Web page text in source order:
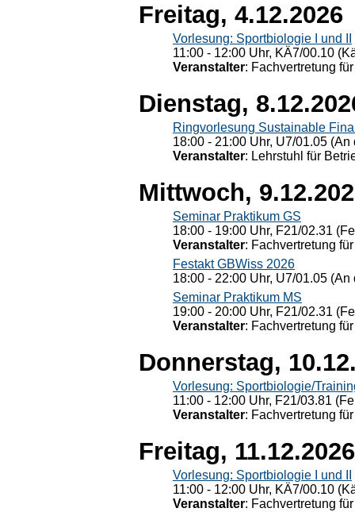
Freitag, 4.12.2026
Vorlesung: Sportbiologie I und II
11:00 - 12:00 Uhr, KÄ7/00.10
Veranstalter: Fachvertretung
Dienstag,
Ringvorlesung Sustainable
18:00 - 21:00 Uhr, U7/01.05
Veranstalter: Lehrstuhl für
Mittwoch,
Seminar Praktikum GS
18:00 - 19:00 Uhr, F21/02.31
Veranstalter: Fachvertretung
Festakt GBWiss 2026
18:00 - 22:00 Uhr, U7/01.05
Seminar Praktikum MS
19:00 - 20:00 Uhr, F21/02.31
Veranstalter: Fachvertretung
Donnerstag,
Vorlesung: Sportbiologie/
11:00 - 12:00 Uhr, F21/03.81
Veranstalter: Fachvertretung
Freitag, 11.12.2026
Vorlesung: Sportbiologie I und II
11:00 - 12:00 Uhr, KÄ7/00.10
Veranstalter: Fachvertretung